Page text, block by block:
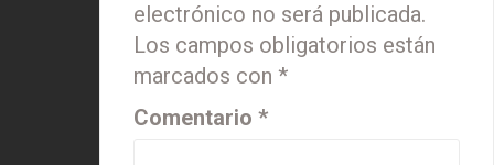
electrónico no será publicada.
Los campos obligatorios están
marcados con *
Comentario *